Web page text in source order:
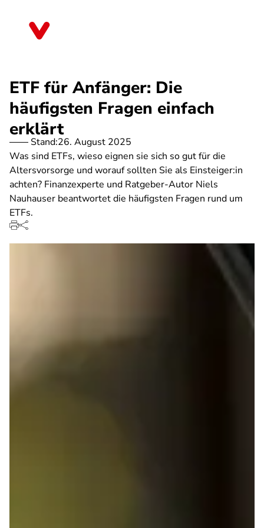
ETF für Anfänger: Die
häufigsten Fragen einfach
erklärt
Stand:26. August 2025
Was sind ETFs, wieso eignen sie sich so gut für die
Altersvorsorge und worauf sollten Sie als Einsteiger:in
achten? Finanzexperte und Ratgeber-Autor Niels
Nauhauser beantwortet die häufigsten Fragen rund um
ETFs.